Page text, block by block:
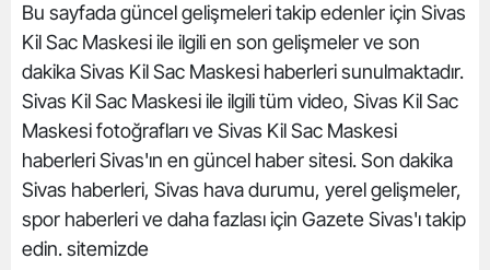
Bu sayfada güncel gelişmeleri takip edenler için Sivas
Kil Sac Maskesi ile ilgili en son gelişmeler ve son
dakika Sivas Kil Sac Maskesi haberleri sunulmaktadır.
Sivas Kil Sac Maskesi ile ilgili tüm video, Sivas Kil Sac
Maskesi fotoğrafları ve Sivas Kil Sac Maskesi
haberleri Sivas'ın en güncel haber sitesi. Son dakika
Sivas haberleri, Sivas hava durumu, yerel gelişmeler,
spor haberleri ve daha fazlası için Gazete Sivas'ı takip
edin. sitemizde